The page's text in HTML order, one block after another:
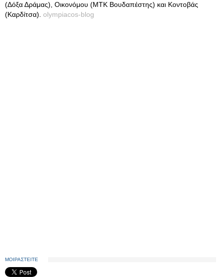
(Δόξα Δράμας), Οικονόμου (ΜΤΚ Βουδαπέστης) και Κοντοβάς
(Καρδίτσα). olympiacos-blog
ΜΟΙΡΑΣΤΕΙΤΕ